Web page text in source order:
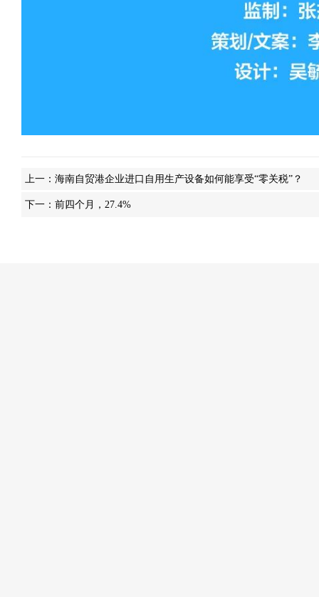
上一： 海南自贸港企业进口自用生产设备如何能享受“零关税”？
下一： 前四个月，27.4%